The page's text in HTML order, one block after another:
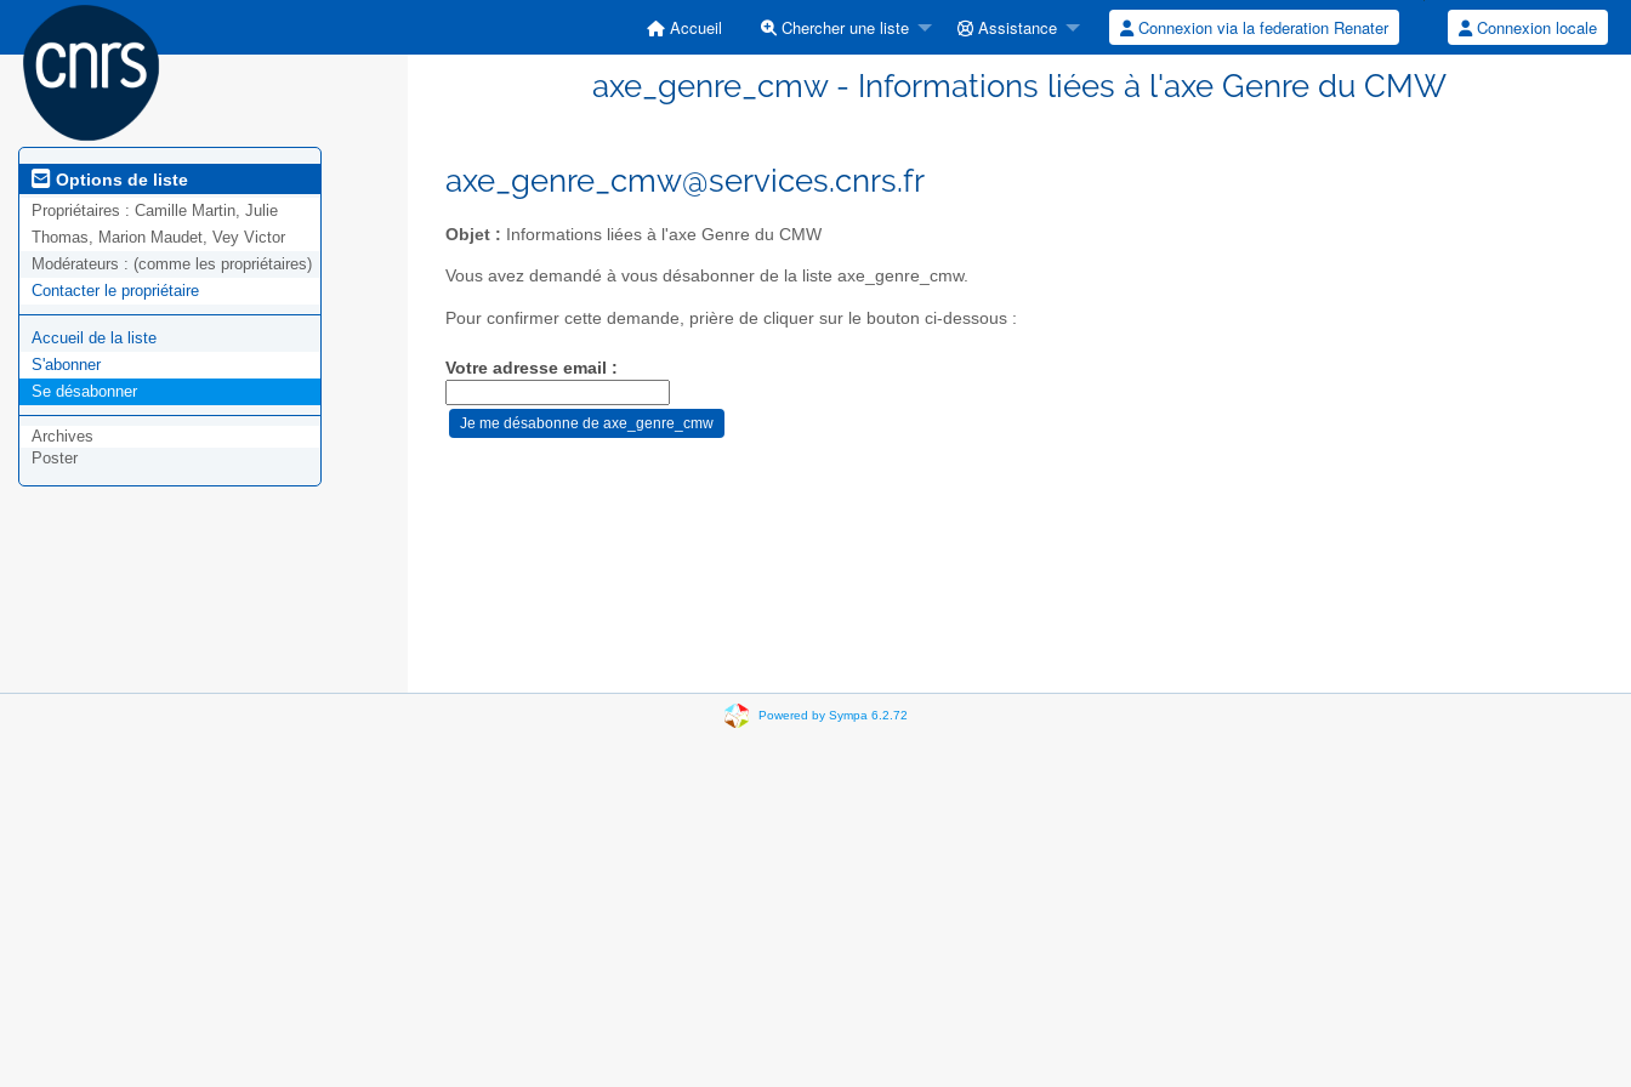
Accueil Chercher une liste Assistance Connexion via la federation Renater Connexion locale
axe_genre_cmw - Informations liées à l'axe Genre du CMW
Options de liste
Propriétaires : Camille Martin, Julie
Thomas, Marion Maudet, Vey Victor
Modérateurs : (comme les propriétaires)
Contacter le propriétaire
Accueil de la liste
S'abonner
Se désabonner
Archives
Poster
axe_genre_cmw@services.cnrs.fr
Objet : Informations liées à l'axe Genre du CMW
Vous avez demandé à vous désabonner de la liste axe_genre_cmw.
Pour confirmer cette demande, prière de cliquer sur le bouton ci-dessous :
Votre adresse email :
Powered by Sympa 6.2.72